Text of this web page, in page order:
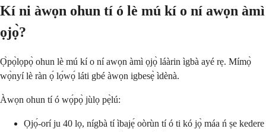
Kí ni àwọn ohun tí ó lè mú kí o ní awọn àmì
ọjọ̀?
Ọ̀pọ̀lọpọ̀ ohun lè mú kí o ní awọn àmì ọjọ̀ láàrin ìgbà ayé rẹ. Mímọ̀
wọ̀nyí lè ràn ọ́ lọ́wọ́ láti gbé àwọn igbesẹ̀ ìdènà.
Àwọn ohun tí ó wọ́pọ̀ jùlọ pẹ̀lú:
Ọjọ́-orí ju 40 lọ, nígbà tí ìbajẹ́ oòrùn tí ó ti kó jọ̀ máa ń ṣe kedere